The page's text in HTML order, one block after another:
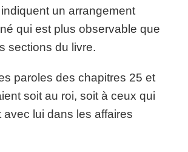
un arrangement
qui est plus observable que
sections du livre.
paroles des chapitres 25 et
soit au roi, soit à ceux qui
avec lui dans les affaires